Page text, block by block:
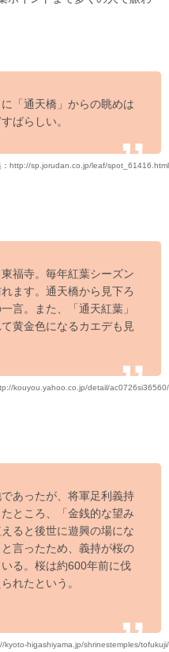
「通天橋」からの眺めは
ばらしい。
http://sp.jorudan.co.jp/leaf/spot_61416.html
福寺。毎年紅葉シーズン
ます。通天橋から見下ろ
言。また、「通天紅葉」
黄金色になるカエデも見
kouyou.yahoo.co.jp/detail/ac0726si36560/
あったが、将軍足利義持
ところ、「金銭的な望み
ると後世に遊興の場にな
言ったため、義持が桜の
る。桜は約600年前に伐
れたという。
kyoto-higashiyama.jp/shrinestemples/tofukuji/